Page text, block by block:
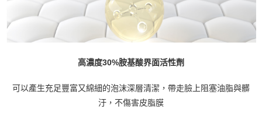
高濃度30%胺基酸界面活性劑
可以產生充足豐富又綿細的泡沫深層清潔，帶走臉上阻塞油脂與髒
汙，不傷害皮脂膜